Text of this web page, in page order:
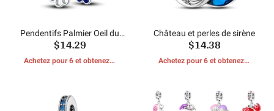
Pendentifs Palmier Oeil du
Diable
$14.29
Achetez pour 6 et obtenez 1
Château et perles de sirène
$14.38
Achetez pour 6 et obtenez 1